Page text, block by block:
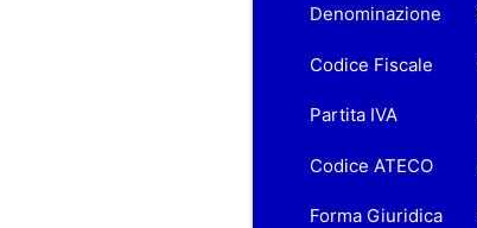
Denominazione
Codice Fiscale
Partita IVA
Codice ATECO
Forma Giuridica